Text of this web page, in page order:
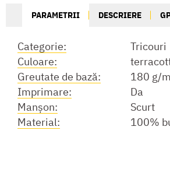
PARAMETRII DESCRIERE
Categorie:
Tricouri
Culoare:
Greutate de bază:
180 g/
Imprimare:
Da
Manşon:
Scurt
Material:
100%